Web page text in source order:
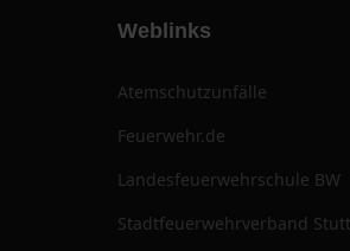
Weblinks
Atemschutzunfälle
Feuerwehr.de
Landesfeuerwehrschule BW
Stadtfeuerwehrverband